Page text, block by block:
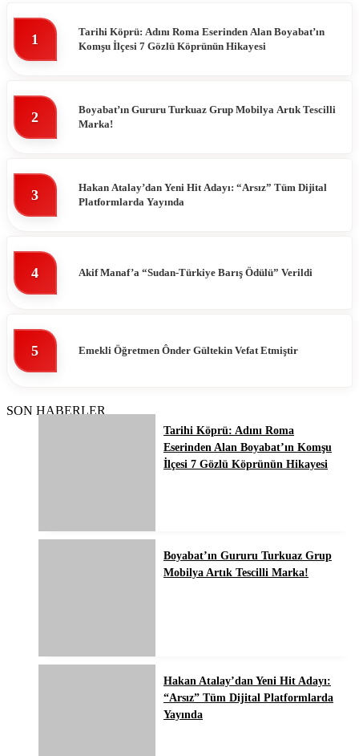
1
Tarihi Köprü: Adını Roma Eserinden Alan Boyabat’ın
Komşu İlçesi 7 Gözlü Köprünün Hikayesi
2
Boyabat’ın Gururu Turkuaz Grup Mobilya Artık Tescilli
Marka!
3
Hakan Atalay’dan Yeni Hit Adayı: “Arsız” Tüm Dijital
Platformlarda Yayında
4 Akif Manaf’a “Sudan-Türkiye Barış Ödülü” Verildi
5 Emekli Öğretmen Ônder Gültekin Vefat Etmiştir
SON HABERLER
Tarihi Köprü: Adını Roma
Eserinden Alan Boyabat’ın Komşu
İlçesi 7 Gözlü Köprünün Hikayesi
Boyabat’ın Gururu Turkuaz Grup
Mobilya Artık Tescilli Marka!
Hakan Atalay’dan Yeni Hit Adayı:
“Arsız” Tüm Dijital Platformlarda
Yayında